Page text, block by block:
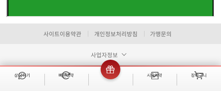
경기 이천시 이섭대천로 1213,
카카오네비 어플리케이션 실행
카카오네비 티맵 어플리케이션 실행
티맵
경기 이천시 중리천로 105,
카카오네비 어플리케이션 실행
카카오네비 티맵 어플리케이션 실행
티맵
사이트이용약관 개인정보처리방침 가맹문의
사업자정보
상담하기 빠른예약 이벤트 시술예약 장바구니